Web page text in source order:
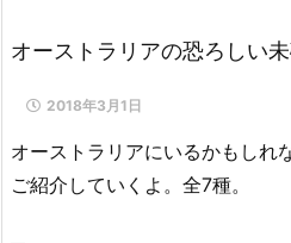
オーストラリアの恐ろしい
2018年3月1日
オーストラリアにいるかもしれ
ご紹介していくよ。全7種。